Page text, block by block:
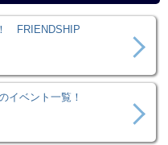
FRIENDSHIP
イベント一覧！